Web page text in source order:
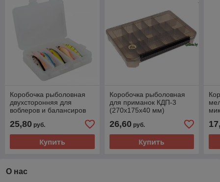
Коробочка рыболовная
двухсторонняя для
воблеров и балансиров
25,80 руб.
Купить
Коробочка рыболовная
для приманок КДП-3
(270х175х40 мм)
26,60руб.
Купить
О нас